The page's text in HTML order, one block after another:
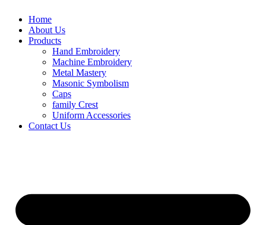
Home
About Us
Products
Hand Embroidery
Machine Embroidery
Metal Mastery
Masonic Symbolism
Caps
family Crest
Uniform Accessories
Contact Us